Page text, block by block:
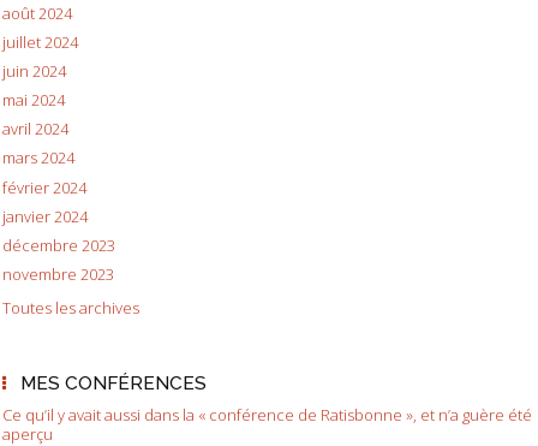
août 2024
juillet 2024
juin 2024
mai 2024
avril 2024
mars 2024
février 2024
janvier 2024
décembre 2023
novembre 2023
Toutes les archives
MES CONFÉRENCES
Ce qu’il y avait aussi dans la « conférence de Ratisbonne », et n’a guère été
aperçu